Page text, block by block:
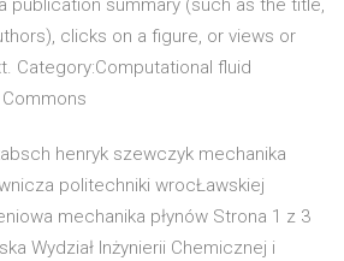
publication summary (such as the title,
clicks on a figure, or views or
Category:Computational fluid
henryk szewczyk mechanika
politechniki wrocŁawskiej
mechanika płynów Strona 1 z 3
Wydział Inżynierii Chemicznej i